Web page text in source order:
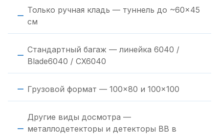
Только ручная кладь — туннель до ~60×45
см
Стандартный багаж — линейка 6040 /
Blade6040 / CX6040
Грузовой формат — 100×80 и 100×100
Другие виды досмотра —
металлодетекторы и детекторы ВВ в